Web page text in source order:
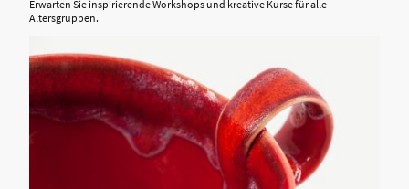
Erwarten Sie inspirierende Workshops und kreative Kurse für alle
Altersgruppen.